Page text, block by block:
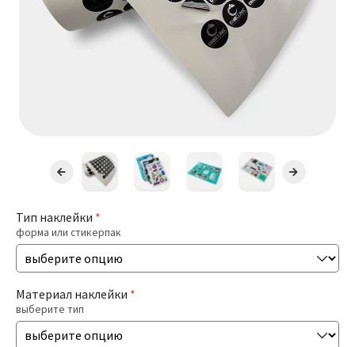
Блокноты
Пригласительные
Печать Меню
Печать На Холсте
Тип наклейки *
форма или стикерпак
Материал наклейки *
выберите тип